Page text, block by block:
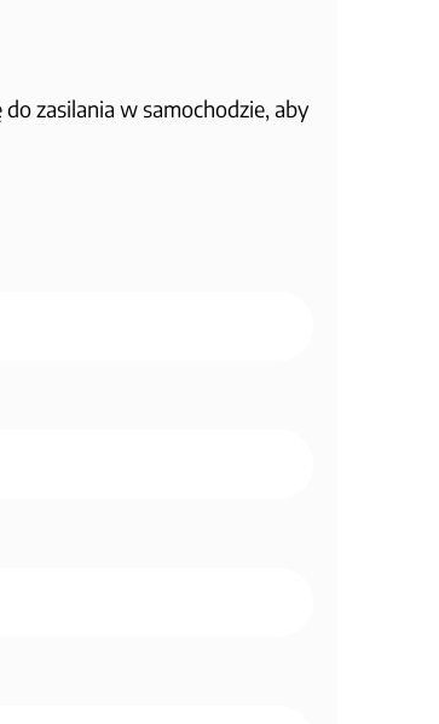
zasilania w samochodzie, aby